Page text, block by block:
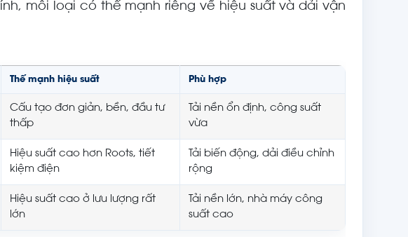
mỗi loại có thế mạnh riêng về hiệu suất và dải vận
Thế mạnh hiệu suất Phù hợp
Cấu tạo đơn giản, bền, đầu tư
thấp
Tải nền ổn định, công suất
vừa
Hiệu suất cao hơn Roots, tiết
kiệm điện
Tải biến động, dải điều chỉnh
rộng
Hiệu suất cao ở lưu lượng rất
lớn
Tải nền lớn, nhà máy công
suất cao